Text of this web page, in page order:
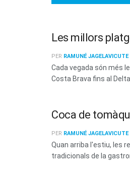
Les millors
PER RAMUNÉ JAGELAVICUTE
Cada vegada són més
Costa Brava fins al
Coca de
PER RAMUNÉ JAGELAVICUTE
Quan arriba l'estiu, les
tradicionals de la